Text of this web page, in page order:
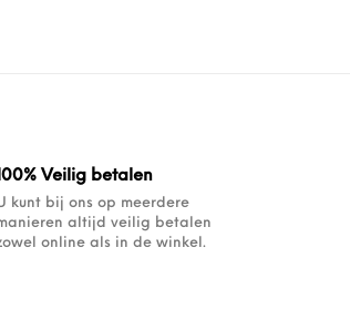
100% Veilig betalen
kunt bij ons op meerdere
altijd veilig betalen
online als in de winkel.